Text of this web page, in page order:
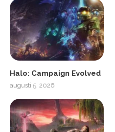
Halo: Campaign Evolved
augusti 5, 2026